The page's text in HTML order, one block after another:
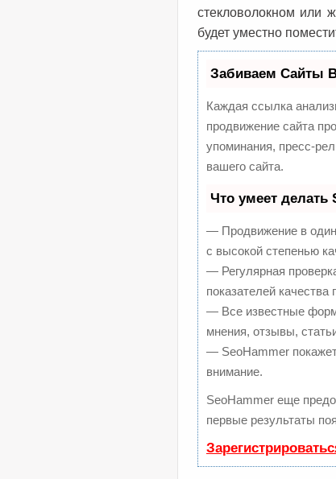
стекловолокном или
будет уместно
Забиваем Сайты
Каждая ссылка
продвижение сайта
упоминания, пресс-
вашего сайта.
Что умеет делать
— Продвижение в один
с высокой степенью
— Регулярная
показателей качества
— Все известные
мнения, отзывы,
— SeoHammer
внимание.
SeoHammer еще
первые результаты